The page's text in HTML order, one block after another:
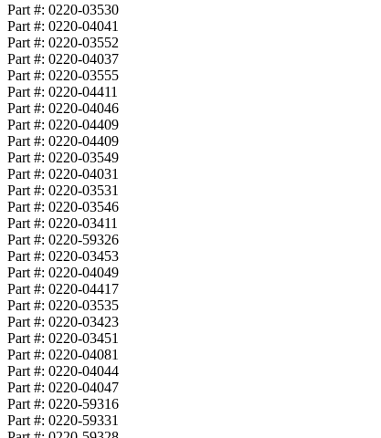
Part #: 0220-03530
Part #: 0220-04041
Part #: 0220-03552
Part #: 0220-04037
Part #: 0220-03555
Part #: 0220-04411
Part #: 0220-04046
Part #: 0220-04409
Part #: 0220-04409
Part #: 0220-03549
Part #: 0220-04031
Part #: 0220-03531
Part #: 0220-03546
Part #: 0220-03411
Part #: 0220-59326
Part #: 0220-03453
Part #: 0220-04049
Part #: 0220-04417
Part #: 0220-03535
Part #: 0220-03423
Part #: 0220-03451
Part #: 0220-04081
Part #: 0220-04044
Part #: 0220-04047
Part #: 0220-59316
Part #: 0220-59331